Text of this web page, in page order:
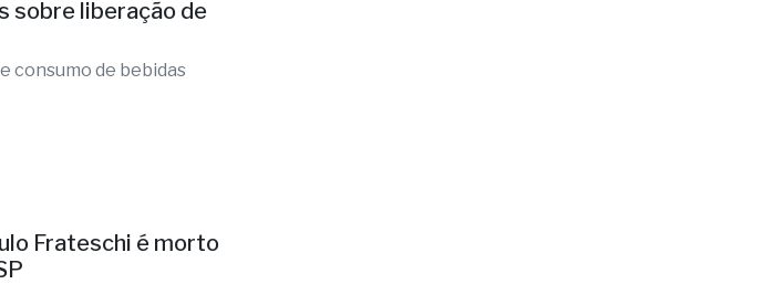
sobre liberação de
consumo de bebidas
Frateschi é morto